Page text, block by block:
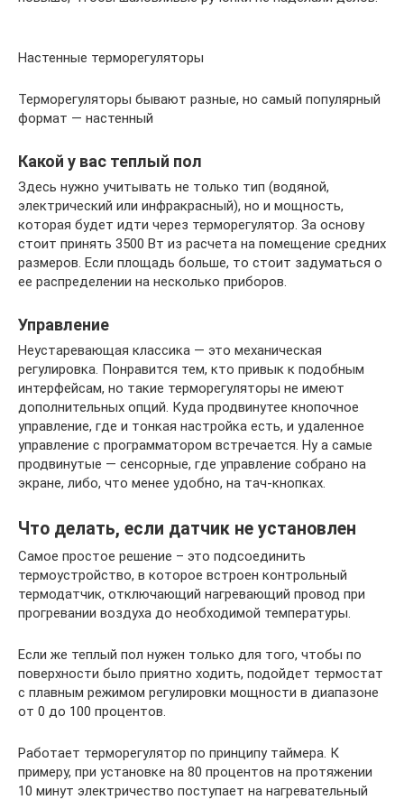
Настенные терморегуляторы
Терморегуляторы бывают разные, но самый популярный
формат — настенный
Какой у вас теплый пол
Здесь нужно учитывать не только тип (водяной,
электрический или инфракрасный), но и мощность,
которая будет идти через терморегулятор. За основу
стоит принять 3500 Вт из расчета на помещение средних
размеров. Если площадь больше, то стоит задуматься о
ее распределении на несколько приборов.
Управление
Неустаревающая классика — это механическая
регулировка. Понравится тем, кто привык к подобным
интерфейсам, но такие терморегуляторы не имеют
дополнительных опций. Куда продвинутее кнопочное
управление, где и тонкая настройка есть, и удаленное
управление с программатором встречается. Ну а самые
продвинутые — сенсорные, где управление собрано на
экране, либо, что менее удобно, на тач-кнопках.
Что делать, если датчик не установлен
Самое простое решение – это подсоединить
термоустройство, в которое встроен контрольный
термодатчик, отключающий нагревающий провод при
прогревании воздуха до необходимой температуры.
Если же теплый пол нужен только для того, чтобы по
поверхности было приятно ходить, подойдет термостат
с плавным режимом регулировки мощности в диапазоне
от 0 до 100 процентов.
Работает терморегулятор по принципу таймера. К
примеру, при установке на 80 процентов на протяжении
10 минут электричество поступает на нагревательный